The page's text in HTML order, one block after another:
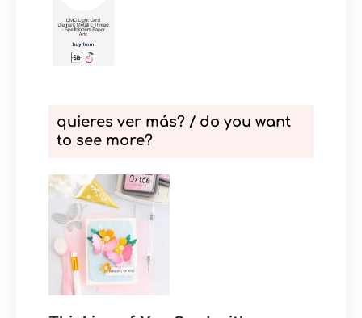
quieres ver más? / do you want
to see more?